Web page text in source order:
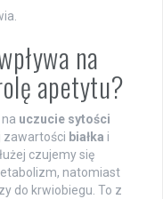
na
apetytu?
uczucie sytości
zawartości białka i
czujemy się
natomiast
do krwiobiegu. To z